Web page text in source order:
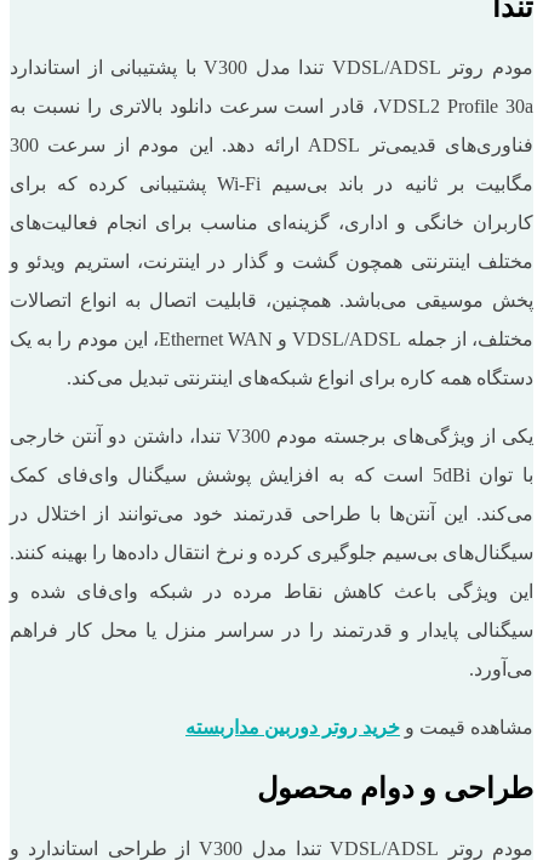
تندا
مودم روتر VDSL/ADSL تندا مدل V300 با پشتیبانی از استاندارد
VDSL2 Profile 30a، قادر است سرعت دانلود بالاتری را نسبت به
فناوری‌های قدیمی‌تر ADSL ارائه دهد. این مودم از سرعت 300
مگابیت بر ثانیه در باند بی‌سیم Wi-Fi پشتیبانی کرده که برای
کاربران خانگی و اداری، گزینه‌ای مناسب برای انجام فعالیت‌های
مختلف اینترنتی همچون گشت و گذار در اینترنت، استریم ویدئو و
پخش موسیقی می‌باشد. همچنین، قابلیت اتصال به انواع اتصالات
مختلف، از جمله VDSL/ADSL و Ethernet WAN، این مودم را به یک
دستگاه همه ‌کاره برای انواع شبکه‌های اینترنتی تبدیل می‌کند.
یکی از ویژگی‌های برجسته مودم V300 تندا، داشتن دو آنتن خارجی
با توان 5dBi است که به افزایش پوشش سیگنال وای‌فای کمک
می‌کند. این آنتن‌ها با طراحی قدرتمند خود می‌توانند از اختلال در
سیگنال‌های بی‌سیم جلوگیری کرده و نرخ انتقال داده‌ها را بهینه کنند.
این ویژگی باعث کاهش نقاط مرده در شبکه وای‌فای شده و
سیگنالی پایدار و قدرتمند را در سراسر منزل یا محل کار فراهم
می‌آورد.
مشاهده قیمت و خرید روتر دوربین مداربسته
طراحی و دوام محصول
مودم روتر VDSL/ADSL تندا مدل V300 از طراحی استاندارد و